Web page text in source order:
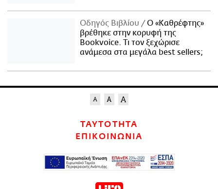
Οδηγός Βιβλίου
Ο «Καθρέφτης»
βρέθηκε στην κορυφή της
Bookvoice. Τι τον ξεχώρισε
ανάμεσα στα μεγάλα best sellers;
ΤΑΥΤΟΤΗΤΑ
ΕΠΙΚΟΙΝΩΝΙΑ